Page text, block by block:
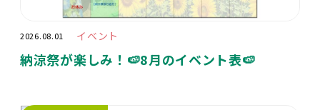
2026.08.01 イベント
納涼祭が楽しみ！🍉8月のイベント表🍉